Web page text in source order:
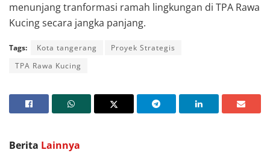
menunjang tranformasi ramah lingkungan di TPA Rawa
Kucing secara jangka panjang.
Tags: Kota tangerang
Proyek Strategis
TPA Rawa Kucing
Berita Lainnya